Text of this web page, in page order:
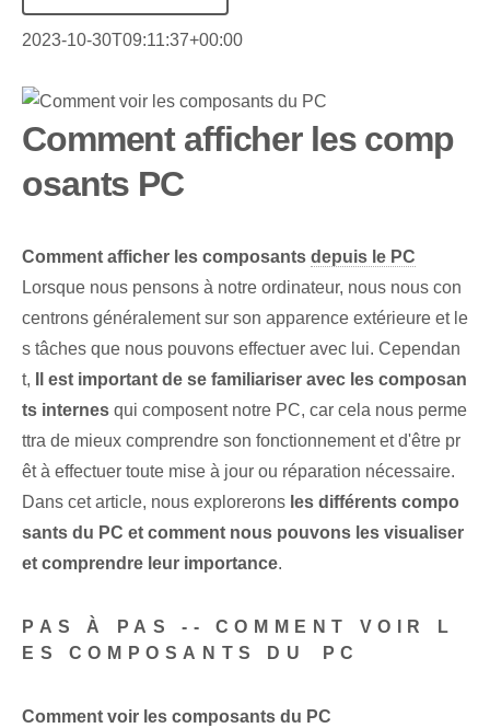
2023-10-30T09:11:37+00:00
Comment afficher les comp
osants PC
Comment afficher les composants depuis le PC
Lorsque nous pensons à notre ordinateur, nous nous con
centrons généralement sur son apparence extérieure et le
s tâches que nous pouvons effectuer avec lui. Cependan
t,
Il est important de se familiariser avec les composan
ts internes qui composent notre PC, car cela nous perme
ttra de mieux comprendre son fonctionnement et d'être pr
êt à effectuer toute mise à jour ou réparation nécessaire.
Dans cet article, nous explorerons les différents compo
sants du PC et comment nous pouvons les visualiser
et comprendre leur importance.
PAS À PAS -- COMMENT VOIR L
ES COMPOSANTS DU⁤ PC
Comment voir les composants du PC